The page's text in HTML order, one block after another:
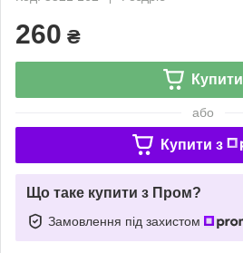
260 ₴
Купити
або
Купити з
Що таке купити з Пром?
Замовлення під захистом